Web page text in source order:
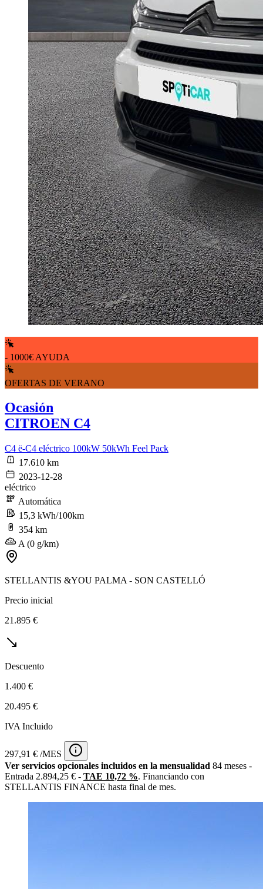
- 1000€ AYUDA
OFERTAS DE VERANO
Ocasión
CITROEN C4
C4 ë-C4 eléctrico 100kW 50kWh Feel Pack
17.610 km
2023-12-28
eléctrico
Automática
15,3 kWh/100km
354 km
A (0 g/km)
STELLANTIS &YOU PALMA - SON CASTELLÓ
Precio inicial
21.895 €
Descuento
1.400 €
20.495 €
IVA Incluido
297,91 € /MES
Ver servicios opcionales incluidos en la mensualidad 84 meses -
Entrada 2.894,25 € - TAE 10,72 %. Financiando con
STELLANTIS FINANCE hasta final de mes.